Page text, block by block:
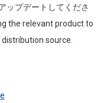
ップデートしてくださ
the relevant product to
source.